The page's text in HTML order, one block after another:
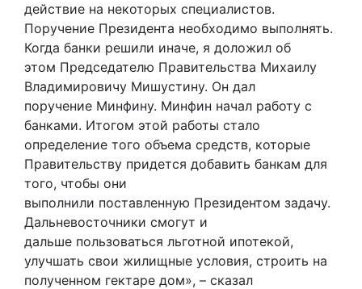
действие на некоторых специалистов.
Поручение Президента необходимо выполнять.
Когда банки решили иначе, я доложил об
этом Председателю Правительства Михаилу
Владимировичу Мишустину. Он дал
поручение Минфину. Минфин начал работу с
банками. Итогом этой работы стало
определение того объема средств, которые
Правительству придется добавить банкам для
того, чтобы они
выполнили поставленную Президентом задачу.
Дальневосточники смогут и
дальше пользоваться льготной ипотекой,
улучшать свои жилищные условия, строить на
полученном гектаре дом», – сказал